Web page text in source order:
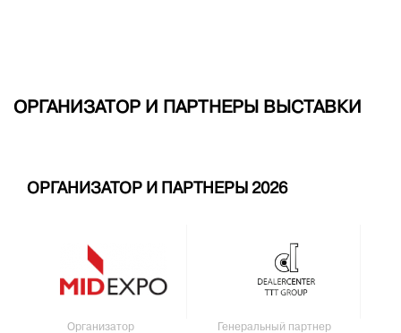
ОРГАНИЗАТОР И ПАРТНЕРЫ ВЫСТАВКИ
ОРГАНИЗАТОР И ПАРТНЕРЫ 2026
Организатор Генеральный партнер